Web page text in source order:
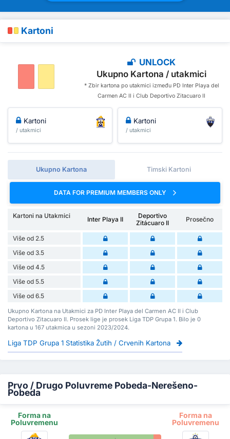
Kartoni
UNLOCK
Ukupno Kartona / utakmici
* Zbir kartona po utakmici između PD Inter Playa del
Carmen AC II i Club Deportivo Zitacuaro II
Kartoni
/ utakmici
Kartoni
/ utakmici
Ukupno Kartona Timski Kartoni
DATA FOR PREMIUM MEMBERS ONLY
Kartoni na Utakmici Inter Playa II
Deportivo
Zitácuaro II
Prosečno
Više od 2.5
Više od 3.5
Više od 4.5
Više od 5.5
Više od 6.5
Ukupno Kartona na Utakmici za PD Inter Playa del Carmen AC II i Club
Deportivo Zitacuaro II. Prosek lige je prosek Liga TDP Grupa 1. Bilo je 0
kartona u 167 utakmica u sezoni 2023/2024.
Liga TDP Grupa 1 Statistika Žutih / Crvenih Kartona
Prvo / Drugo Poluvreme Pobeda-Nerešeno-
Pobeda
Forma na
Poluvremenu
Forma na
Poluvremenu